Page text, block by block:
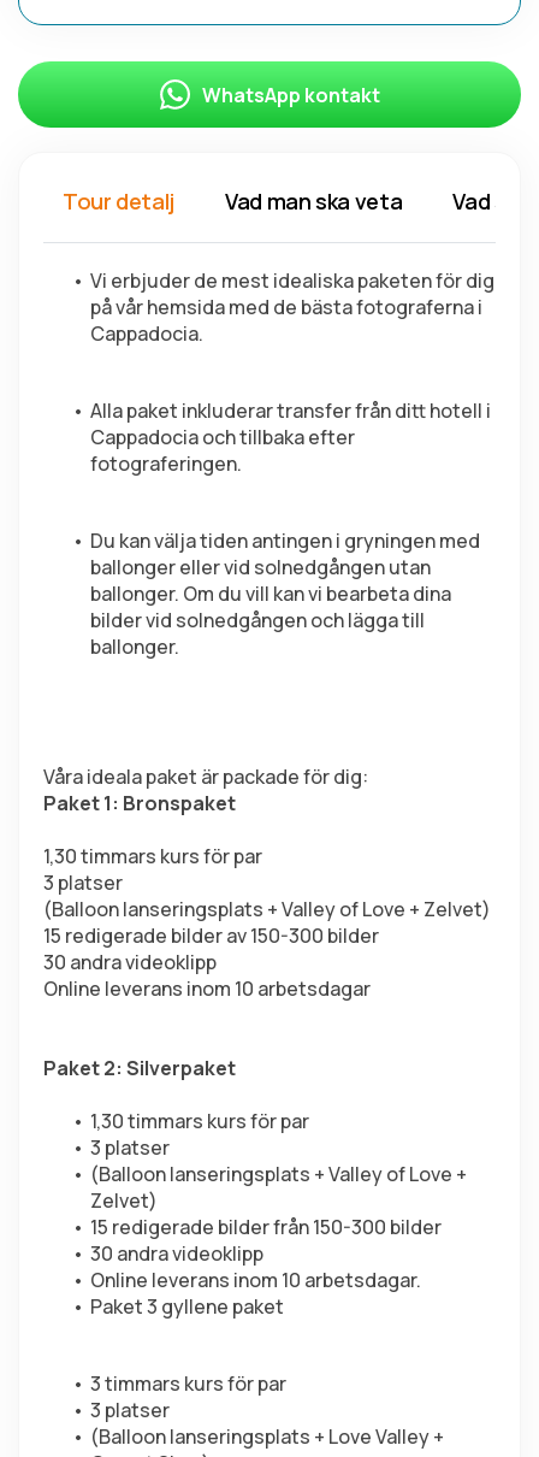
Tour detalj Vad man ska veta Vad ska
Vi erbjuder de mest idealiska paketen för dig
på vår hemsida med de bästa fotograferna i
Cappadocia.
Alla paket inkluderar transfer från ditt hotell i
Cappadocia och tillbaka efter
fotograferingen.
Du kan välja tiden antingen i gryningen med
ballonger eller vid solnedgången utan
ballonger. Om du vill kan vi bearbeta dina
bilder vid solnedgången och lägga till
ballonger.
Våra ideala paket är packade för dig:
Paket 1: Bronspaket
1,30 timmars kurs för par
3 platser
(Balloon lanseringsplats + Valley of Love + Zelvet)
15 redigerade bilder av 150-300 bilder
30 andra videoklipp
Online leverans inom 10 arbetsdagar
Paket 2: Silverpaket
1,30 timmars kurs för par
3 platser
(Balloon lanseringsplats + Valley of Love +
Zelvet)
15 redigerade bilder från 150-300 bilder
30 andra videoklipp
Online leverans inom 10 arbetsdagar.
Paket 3 gyllene paket
3 timmars kurs för par
3 platser
(Balloon lanseringsplats + Love Valley +
WhatsApp kontakt